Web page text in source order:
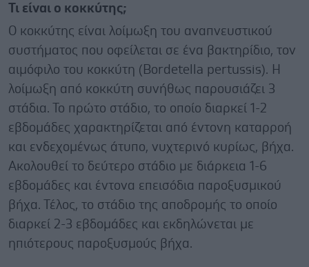
Τι είναι ο κοκκύτης;
Ο κοκκύτης είναι λοίμωξη του αναπνευστικού
συστήματος που οφείλεται σε ένα βακτηρίδιο, τον
αιμόφιλο του κοκκύτη (Bordetella pertussis). Η
λοίμωξη από κοκκύτη συνήθως παρουσιάζει 3
στάδια. Το πρώτο στάδιο, το οποίο διαρκεί 1-2
εβδομάδες χαρακτηρίζεται από έντονη καταρροή
και ενδεχομένως άτυπο, νυχτερινό κυρίως, βήχα.
Ακολουθεί το δεύτερο στάδιο με διάρκεια 1-6
εβδομάδες και έντονα επεισόδια παροξυσμικού
βήχα. Τέλος, το στάδιο της αποδρομής το οποίο
διαρκεί 2-3 εβδομάδες και εκδηλώνεται με
ηπιότερους παροξυσμούς βήχα.